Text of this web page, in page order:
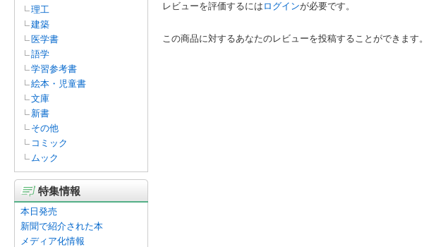
理工
建築
医学書
語学
学習参考書
絵本・児童書
文庫
新書
その他
コミック
ムック
特集情報
本日発売
新聞で紹介された本
メディア化情報
レビューを評価するには ログインが必要です。
この商品に対するあなたのレビューを投稿することができます。